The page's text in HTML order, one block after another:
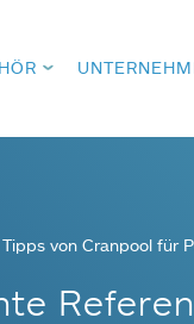
Tipps von Cranpool für